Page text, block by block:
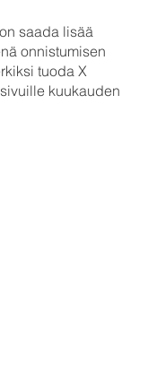
saada lisää
onnistumisen
tuoda X
kuukauden